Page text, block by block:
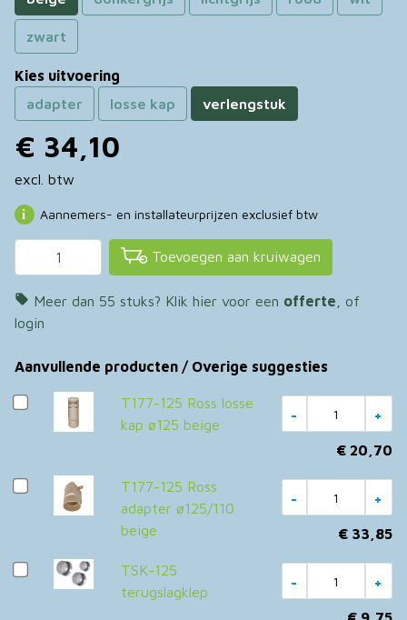
bestaande systeem.
Let op:bij kookplaatafzuiging is het aan te bevelen om
nemen om ongewenste terugstroming van lucht (tocht)
te voorkomen.
zwart
Kies uitvoering
adapter
losse kap verlengstuk
€ 34,10
excl. btw
Aannemers- en installateurprijzen exclusief btw
Toevoegen aan kruiwagen
 Meer dan 55 stuks? Klik hier voor een offerte , of
login
Aanvullende producten / Overige suggesties
T177-125 Ross losse
kap ø125 beige
€ 20,70
T177-125 Ross
adapter ø125/110
beige
€ 33,85
TSK-125
terugslagklep